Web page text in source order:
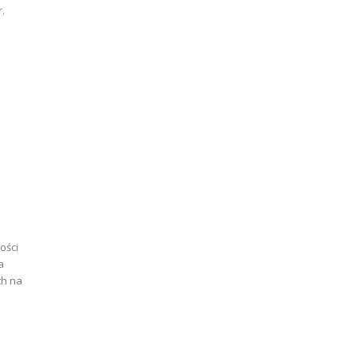
na